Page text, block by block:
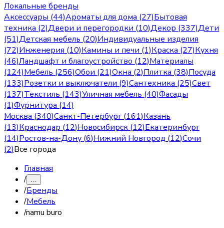
Локальные бренды
Аксессуары (44)Ароматы для дома (27)Бытовая
техника (2)Двери и перегородки (10)Декор (337)Дети
(51)Детская мебель (20)Индивидуальные изделия
(72)Инженерия (10)Камины и печи (1)Краска (27)Кухня
(46)Ландшафт и благоустройство (12)Материалы
(124)Мебель (256)Обои (21)Окна (2)Плитка (38)Посуда
(133)Розетки и выключатели (9)Сантехника (25)Свет
(137)Текстиль (143)Уличная мебель (40)Фасады
(1)Фурнитура (14)
Москва (340)Санкт-Петербург(161)Казань
(13)Краснодар (12)Новосибирск (12)Екатеринбург
(14)Ростов-на-Дону (6)Нижний Новгород (12)Сочи
(2)Все города
Главная
/ …
/Бренды
/Мебель
/namu buro